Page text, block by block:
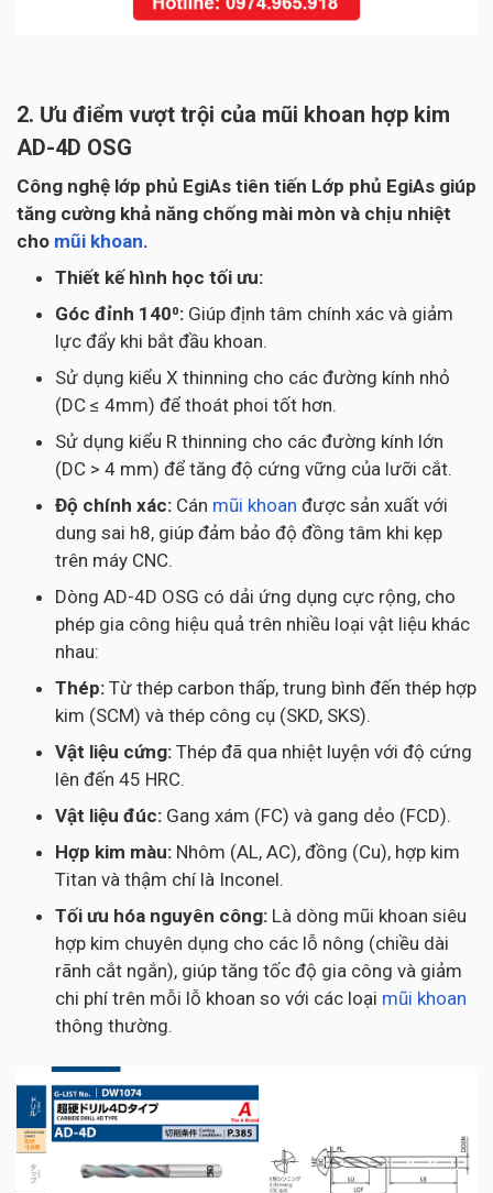
2. Ưu điểm vượt trội của mũi khoan hợp kim
AD-4D OSG
Công nghệ lớp phủ EgiAs tiên tiến Lớp phủ EgiAs giúp
tăng cường khả năng chống mài mòn và chịu nhiệt
cho mũi khoan.
Thiết kế hình học tối ưu:
Góc đỉnh 140⁰: Giúp định tâm chính xác và giảm
lực đẩy khi bắt đầu khoan.
Sử dụng kiểu X thinning cho các đường kính nhỏ
(DC ≤ 4mm) để thoát phoi tốt hơn.
Sử dụng kiểu R thinning cho các đường kính lớn
(DC > 4 mm) để tăng độ cứng vững của lưỡi cắt.
Độ chính xác: Cán mũi khoan được sản xuất với
dung sai h8, giúp đảm bảo độ đồng tâm khi kẹp
trên máy CNC.
Dòng AD-4D OSG có dải ứng dụng cực rộng, cho
phép gia công hiệu quả trên nhiều loại vật liệu khác
nhau:
Thép: Từ thép carbon thấp, trung bình đến thép hợp
kim (SCM) và thép công cụ (SKD, SKS).
Vật liệu cứng: Thép đã qua nhiệt luyện với độ cứng
lên đến 45 HRC.
Vật liệu đúc: Gang xám (FC) và gang dẻo (FCD).
Hợp kim màu: Nhôm (AL, AC), đồng (Cu), hợp kim
Titan và thậm chí là Inconel.
Tối ưu hóa nguyên công: Là dòng mũi khoan siêu
hợp kim chuyên dụng cho các lỗ nông (chiều dài
rãnh cắt ngắn), giúp tăng tốc độ gia công và giảm
chi phí trên mỗi lỗ khoan so với các loại mũi khoan
thông thường.